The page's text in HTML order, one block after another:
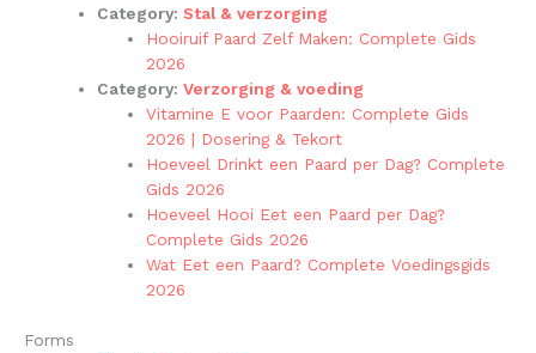
Category:Stal & verzorging
Hooiruif Paard Zelf Maken: Complete Gids
2026
Category:Verzorging & voeding
Vitamine E voor Paarden: Complete Gids
2026 | Dosering & Tekort
Hoeveel Drinkt een Paard per Dag? Complete
Gids 2026
Hoeveel Hooi Eet een Paard per Dag?
Complete Gids 2026
Wat Eet een Paard? Complete Voedingsgids
2026
Forms